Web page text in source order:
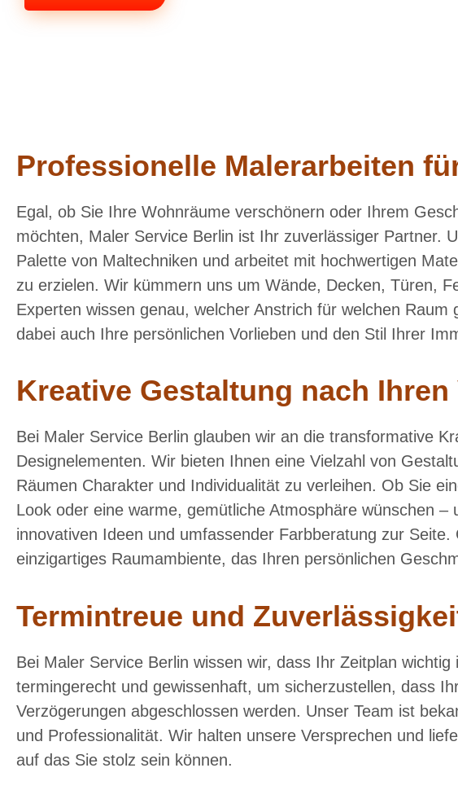
Professionelle Malerarbeiten
Egal, ob Sie Ihre Wohnräume verschönern oder Ihrem
möchten, Maler Service Berlin ist Ihr zuverlässiger Partner.
Palette von Maltechniken und arbeitet mit hochwertigen
zu erzielen. Wir kümmern uns um Wände, Decken, Türen,
Experten wissen genau, welcher Anstrich für welchen Raum
dabei auch Ihre persönlichen Vorlieben und den Stil Ihrer
Kreative Gestaltung nach
Bei Maler Service Berlin glauben wir an die transformative
Designelementen. Wir bieten Ihnen eine Vielzahl von
Räumen Charakter und Individualität zu verleihen. Ob Sie
Look oder eine warme, gemütliche Atmosphäre wünschen
innovativen Ideen und umfassender Farbberatung zur
einzigartiges Raumambiente, das Ihren persönlichen
Termintreue und
Bei Maler Service Berlin wissen wir, dass Ihr Zeitplan
termingerecht und gewissenhaft, um sicherzustellen, dass
Verzögerungen abgeschlossen werden. Unser Team ist
und Professionalität. Wir halten unsere Versprechen und
auf das Sie stolz sein können.